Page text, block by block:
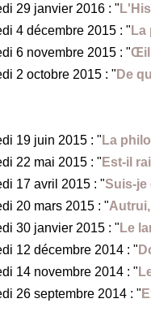
29 janvier 2016 : "
4 décembre 2015 : " La
6 novembre 2015 : "Œil
2 octobre 2015 : " De
19 juin 2015 : " La
22 mai 2015 : " Est-il
17 avril 2015 : "Suis-je
20 mars 2015 : "
30 janvier 2015 : " Le
12 décembre 2014 : "
14 novembre 2014 : "
26 septembre 2014 : "